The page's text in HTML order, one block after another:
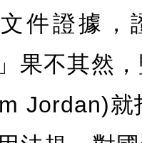
件證據，
果不其然
Jordan)就